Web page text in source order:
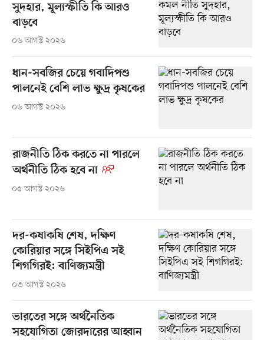
সুদহার, মূল্যস্ফীতি কি আরও
বাড়বে
০৬ আগস্ট ২০২৬
ধান-সবজির চেয়ে গবাদিপশু
পালনেই বেশি লাভ ক্ষুদ্র কৃষকের
০৬ আগস্ট ২০২৬
রাজনীতি ঠিক করতে না পারলে
অর্থনীতি ঠিক হবে না
০৫ আগস্ট ২০২৬
দর-কষাকষি শেষ, দক্ষিণ
কোরিয়ার সঙ্গে সিইপিএ সই
শিগগিরই: বাণিজ্যমন্ত্রী
০৩ আগস্ট ২০২৬
ভারতের সঙ্গে অর্থনৈতিক
সহযোগিতা জোরদারের আহ্বান